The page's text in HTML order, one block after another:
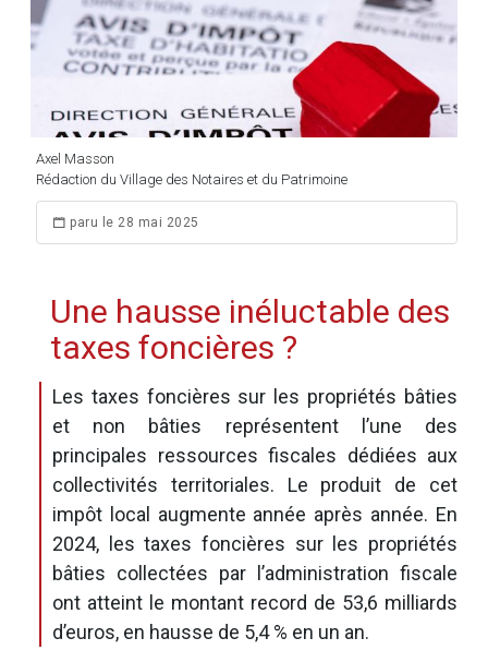
Axel Masson
Rédaction du Village des Notaires et du Patrimoine
paru le 28 mai 2025
Une hausse inéluctable des
taxes foncières ?
Les taxes foncières sur les propriétés bâties
et non bâties représentent l’une des
principales ressources fiscales dédiées aux
collectivités territoriales. Le produit de cet
impôt local augmente année après année. En
2024, les taxes foncières sur les propriétés
bâties collectées par l’administration fiscale
ont atteint le montant record de 53,6 milliards
d’euros, en hausse de 5,4 % en un an.